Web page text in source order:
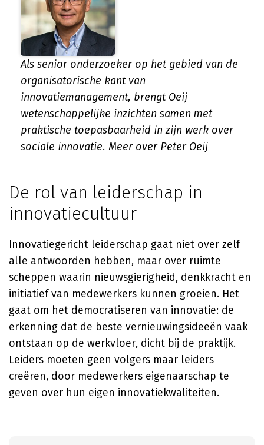
Als senior onderzoeker op het gebied van de
organisatorische kant van
innovatiemanagement, brengt Oeij
wetenschappelijke inzichten samen met
praktische toepasbaarheid in zijn werk over
sociale innovatie. Meer over Peter Oeij
De rol van leiderschap in
innovatiecultuur
Innovatiegericht leiderschap gaat niet over zelf
alle antwoorden hebben, maar over ruimte
scheppen waarin nieuwsgierigheid, denkkracht en
initiatief van medewerkers kunnen groeien. Het
gaat om het democratiseren van innovatie: de
erkenning dat de beste vernieuwingsideeën vaak
ontstaan op de werkvloer, dicht bij de praktijk.
Leiders moeten geen volgers maar leiders
creëren, door medewerkers eigenaarschap te
geven over hun eigen innovatiekwaliteiten.